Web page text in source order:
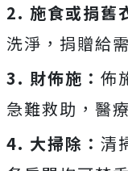
2. 施食或捐舊
洗淨，捐贈給
3. 財佈施： 佈
急難救助，醫
4. 大掃除： 清